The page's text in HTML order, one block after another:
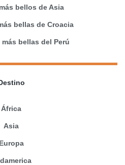
bellos de Asia
bellas de Croacia
bellas del Perú
África
Asia
Europa